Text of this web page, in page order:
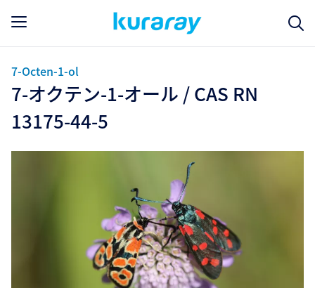
7-Octen-1-ol
7-オクテン-1-オール / CAS RN
13175-44-5